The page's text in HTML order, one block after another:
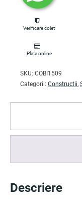
Verificare colet
Plata online
SKU: COBI1509
Categorii: Constructii,
Descriere